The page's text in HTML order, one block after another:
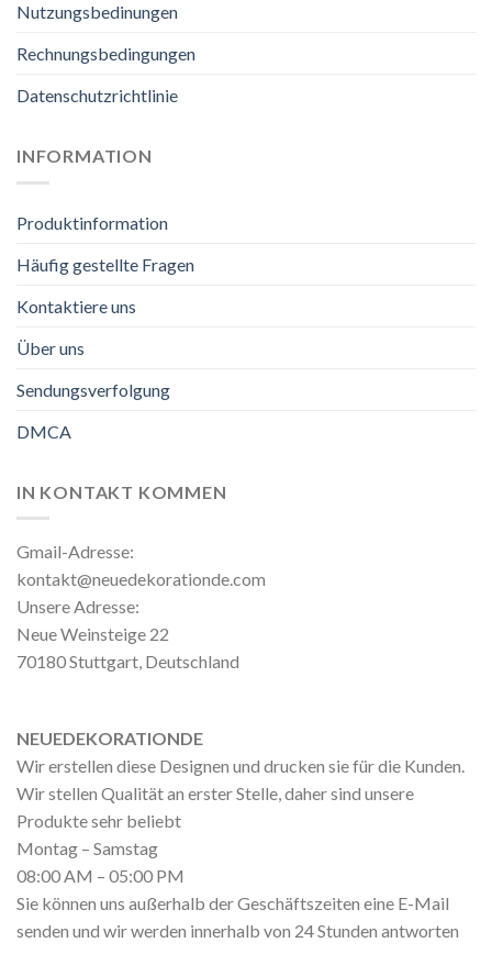
Nutzungsbedinungen
Rechnungsbedingungen
Datenschutzrichtlinie
INFORMATION
Produktinformation
Häufig gestellte Fragen
Kontaktiere uns
Über uns
Sendungsverfolgung
DMCA
IN KONTAKT KOMMEN
Gmail-Adresse:
kontakt@neuedekorationde.com
Unsere Adresse:
Neue Weinsteige 22
70180 Stuttgart, Deutschland
NEUEDEKORATIONDE
Wir erstellen diese Designen und drucken sie für die Kunden.
Wir stellen Qualität an erster Stelle, daher sind unsere
Produkte sehr beliebt
Montag – Samstag
08:00 AM – 05:00 PM
Sie können uns außerhalb der Geschäftszeiten eine E-Mail
senden und wir werden innerhalb von 24 Stunden antworten